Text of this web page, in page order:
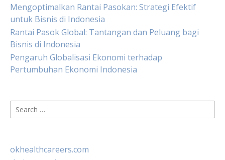
Mengoptimalkan Rantai Pasokan: Strategi Efektif
untuk Bisnis di Indonesia
Rantai Pasok Global: Tantangan dan Peluang bagi
Bisnis di Indonesia
Pengaruh Globalisasi Ekonomi terhadap
Pertumbuhan Ekonomi Indonesia
Search
for:
okhealthcareers.com